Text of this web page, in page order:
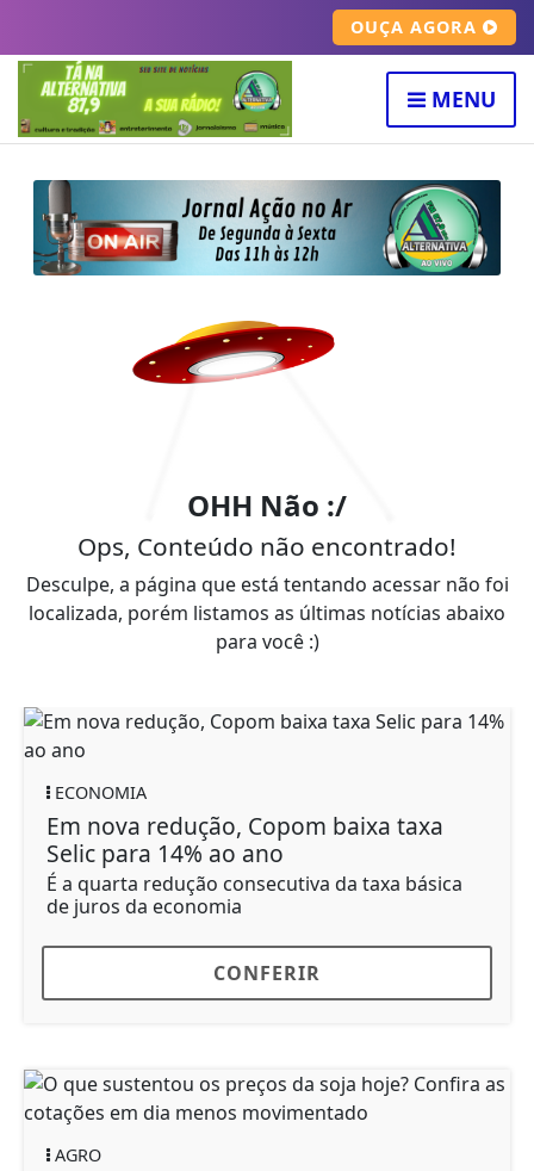
OUÇA AGORA
MENU
OHH Não :/
Ops, Conteúdo não encontrado!
Desculpe, a página que está tentando acessar não foi
localizada, porém listamos as últimas notícias abaixo
para você :)
ECONOMIA
Em nova redução, Copom baixa taxa
Selic para 14% ao ano
É a quarta redução consecutiva da taxa básica
de juros da economia
CONFERIR
AGRO